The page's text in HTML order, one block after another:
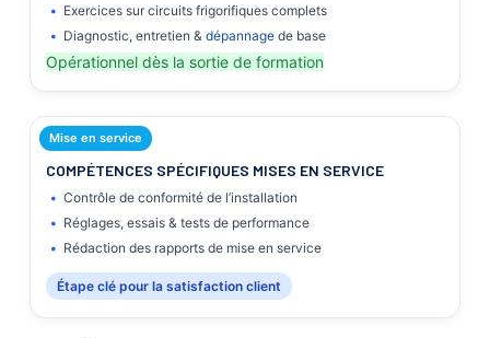
Exercices sur circuits frigorifiques complets
Diagnostic, entretien & dépannage de base
Opérationnel dès la sortie de formation
Mise en service
COMPÉTENCES SPÉCIFIQUES MISES EN SERVICE
Contrôle de conformité de l’installation
Réglages, essais & tests de performance
Rédaction des rapports de mise en service
Étape clé pour la satisfaction client